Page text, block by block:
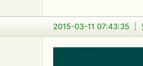
2015-03-11 07:43:35